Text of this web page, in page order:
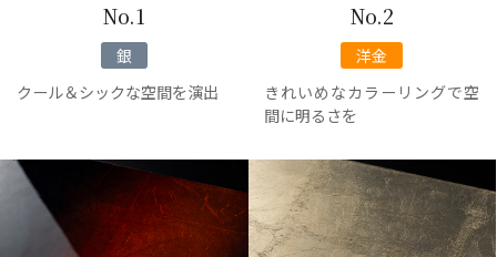
No.1
銀
クール＆シックな空間を演出
No.2
洋金
きれいめなカラーリングで空
間に明るさを